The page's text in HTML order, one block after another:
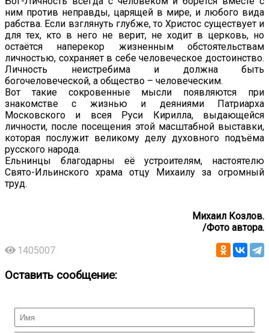
ним против неправды, царящей в мире, и любого вида
рабства. Если взглянуть глубже, то Христос существует и
для тех, кто в него не верит, не ходит в церковь, но
остаётся наперекор жизненным обстоятельствам
личностью, сохраняет в себе человеческое достоинство.
Личность неистребима и должна быть
богочеловеческой, а общество – человеческим.
Вот такие сокровенные мысли появляются при
знакомстве с жизнью и деяниями Патриарха
Московского и всея Руси Кирилла, выдающейся
личности, после посещения этой масштабной выставки,
которая послужит великому делу духовного подъёма
русского народа.
Ельнинцы благодарны её устроителям, настоятелю
Свято-Ильинского храма отцу Михаилу за огромный
труд.
Михаил Козлов.
/Фото автора.
1405007
Оставить сообщение: